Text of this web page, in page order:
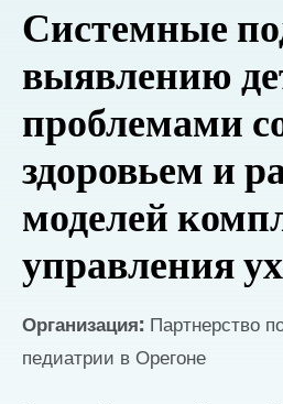
Системные
выявлению
проблемами
здоровьем и
моделей
управления
Организация: Партнерство
педиатрии в Орегоне